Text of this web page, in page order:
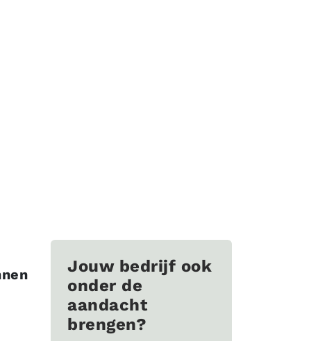
Jouw bedrijf ook
onder de
aandacht
brengen?